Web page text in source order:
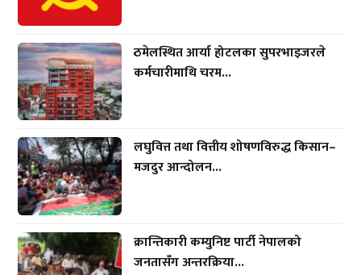
ठमेलस्थित आर्या होटलका सुपरभाइजरले
कर्मचारीमाथि चरम...
लघुवित्त तथा वित्तीय शोषणविरुद्ध किसान–
मजदुर आन्दोलन...
क्रान्तिकारी कम्युनिष्ट पार्टी नेपालको
जनतासँग अन्तरक्रिया...